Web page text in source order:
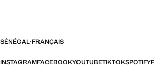
SÉNÉGAL·FRANÇAIS
INSTAGRAMFACEBOOKYOUTUBETIKTOKSPOTIFY